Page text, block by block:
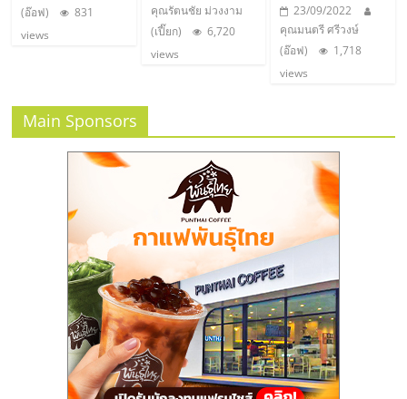
(อ๊อฟ)
831
views
คุณรัตนชัย ม่วงงาม
(เปี๊ยก)
6,720
views
23/09/2022
คุณมนตรี ศรีวงษ์
(อ๊อฟ)
1,718
views
Main Sponsors